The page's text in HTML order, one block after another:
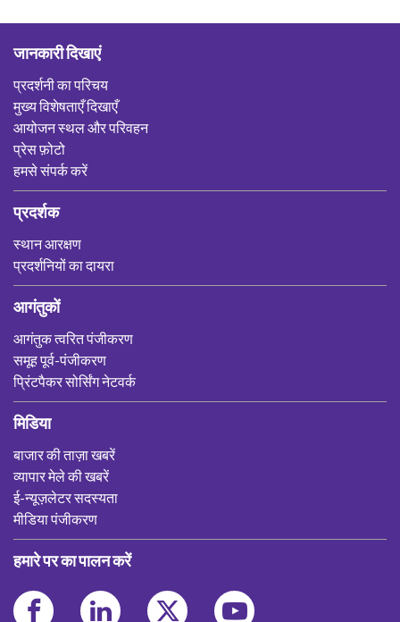
जानकारी दिखाएं
प्रदर्शनी का परिचय
मुख्य विशेषताएँ दिखाएँ
आयोजन स्थल और परिवहन
प्रेस फ़ोटो
हमसे संपर्क करें
प्रदर्शक
स्थान आरक्षण
प्रदर्शनियों का दायरा
आगंतुकों
आगंतुक त्वरित पंजीकरण
समूह पूर्व-पंजीकरण
प्रिंटपैकर सोर्सिंग नेटवर्क
मिडिया
बाजार की ताज़ा खबरें
व्यापार मेले की खबरें
ई-न्यूज़लेटर सदस्यता
मीडिया पंजीकरण
हमारे पर का पालन करें